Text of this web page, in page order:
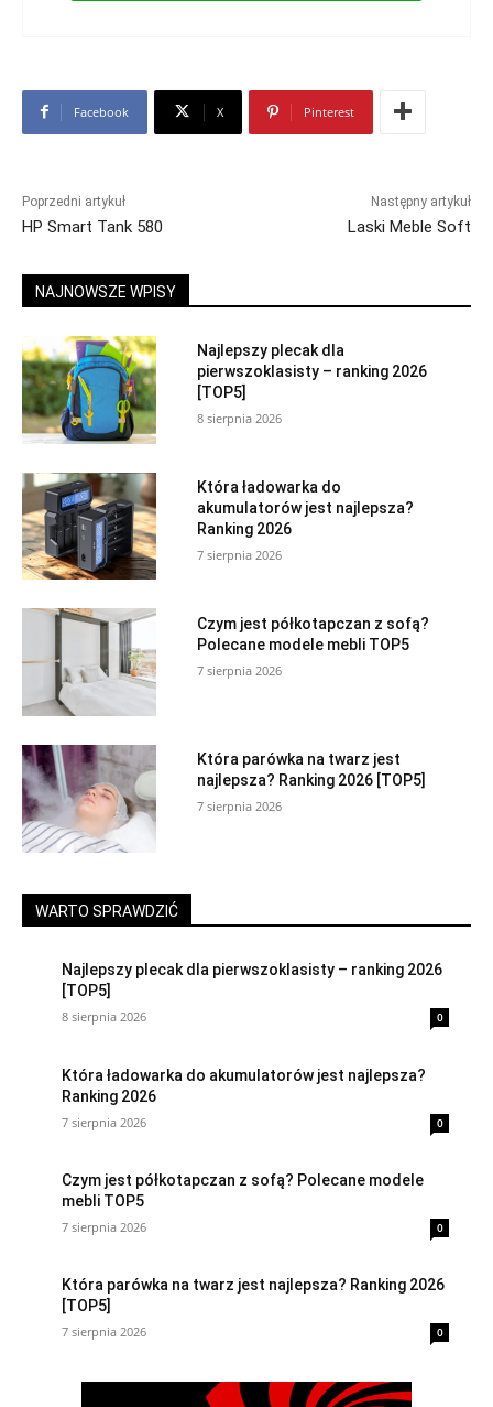
Facebook X Pinterest
Poprzedni artykuł
HP Smart Tank 580
Następny artykuł
Laski Meble Soft
NAJNOWSZE WPISY
Najlepszy plecak dla
pierwszoklasisty – ranking 2026
[TOP5]
8 sierpnia 2026
Która ładowarka do
akumulatorów jest najlepsza?
Ranking 2026
7 sierpnia 2026
Czym jest półkotapczan z sofą?
Polecane modele mebli TOP5
7 sierpnia 2026
Która parówka na twarz jest
najlepsza? Ranking 2026 [TOP5]
7 sierpnia 2026
WARTO SPRAWDZIĆ
Najlepszy plecak dla pierwszoklasisty – ranking 2026
[TOP5]
8 sierpnia 2026 0
Która ładowarka do akumulatorów jest najlepsza?
Ranking 2026
7 sierpnia 2026 0
Czym jest półkotapczan z sofą? Polecane modele
mebli TOP5
7 sierpnia 2026 0
Która parówka na twarz jest najlepsza? Ranking 2026
[TOP5]
7 sierpnia 2026 0